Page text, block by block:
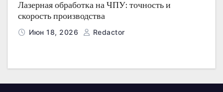
Лазерная обработка на ЧПУ: точность и
скорость производства
Июн 18, 2026 Redactor